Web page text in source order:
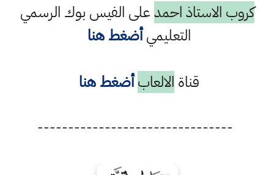
الاستاذ احمدعلى الفيس بوك الرسمي
التعليميأضغط هنا
قناةالالعابأضغط هنا
--------------------------------